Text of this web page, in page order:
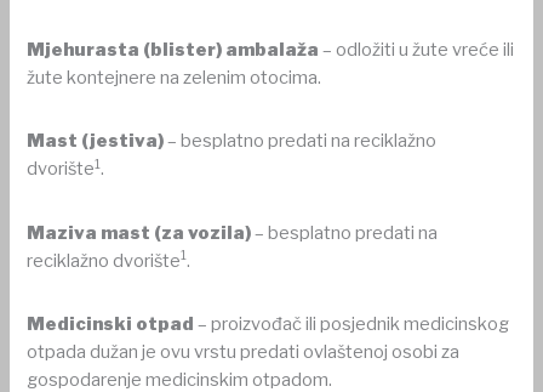
Mjehurasta (blister) ambalaža – odložiti u žute vreće ili
žute kontejnere na zelenim otocima.
Mast (jestiva)– besplatno predati na reciklažno
dvorište1.
Maziva mast (za vozila)– besplatno predati na
reciklažno dvorište1.
Medicinski otpad – proizvođač ili posjednik medicinskog
otpada dužan je ovu vrstu predati ovlaštenoj osobi za
gospodarenje medicinskim otpadom.